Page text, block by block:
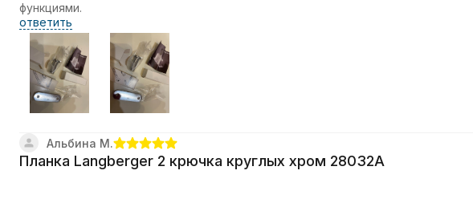
функциями.
ответить
Альбина М.
Планка Langberger 2 крючка круглых хром 28032A